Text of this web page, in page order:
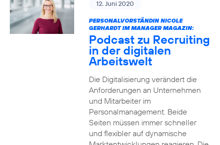
12. Juni 2020
PERSONALVORSTÄNDIN NICOLE
GERHARDT IM MANAGER MAGAZIN:
Podcast zu Recruiting
in der digitalen
Arbeitswelt
Die Digitalisierung verändert die
Anforderungen an Unternehmen
und Mitarbeiter im
Personalmanagement. Beide
Seiten müssen immer schneller
und flexibler auf dynamische